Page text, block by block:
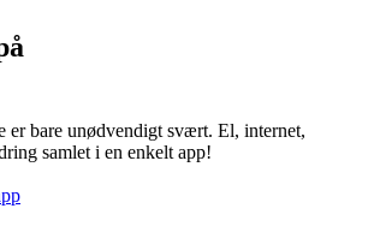
er bare unødvendigt svært. El, internet,
samlet i en enkelt app!